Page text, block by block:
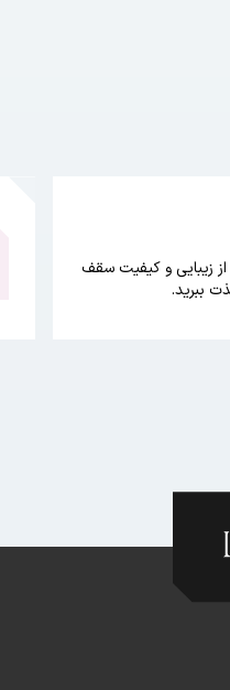
از زیبایی و کیفیت سقف
ببرید.